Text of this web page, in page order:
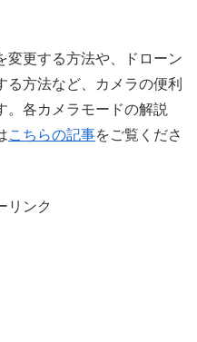
更する方法や、ドローン
る方法など、カメラの便利
。各カメラモードの解説
こちらの記事をご覧くださ
リンク